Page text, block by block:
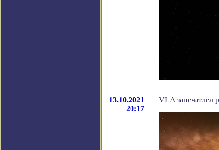
13.10.2021
20:17
VLA запечатлел